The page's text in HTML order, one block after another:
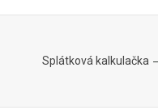
Splátková kalkulačka